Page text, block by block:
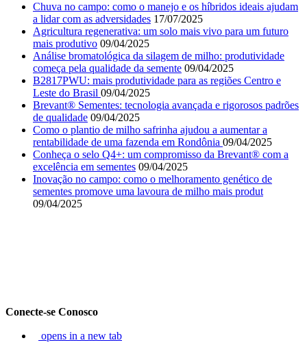
Chuva no campo: como o manejo e os híbridos ideais ajudam
a lidar com as adversidades 17/07/2025
Agricultura regenerativa: um solo mais vivo para um futuro
mais produtivo 09/04/2025
Análise bromatológica da silagem de milho: produtividade
começa pela qualidade da semente 09/04/2025
B2817PWU: mais produtividade para as regiões Centro e
Leste do Brasil 09/04/2025
Brevant® Sementes: tecnologia avançada e rigorosos padrões
de qualidade 09/04/2025
Como o plantio de milho safrinha ajudou a aumentar a
rentabilidade de uma fazenda em Rondônia 09/04/2025
Conheça o selo Q4+: um compromisso da Brevant® com a
excelência em sementes 09/04/2025
Inovação no campo: como o melhoramento genético de
sementes promove uma lavoura de milho mais produt
09/04/2025
Conecte-se Conosco
opens in a new tab